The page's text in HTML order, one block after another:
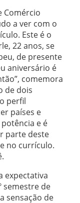
Comércio
a ver com o
Este é o
22 anos, se
de presente
aniversário é
comemora
de dois
perfil
países e
e é
parte deste
no currículo.
expectativa
semestre de
sensação de